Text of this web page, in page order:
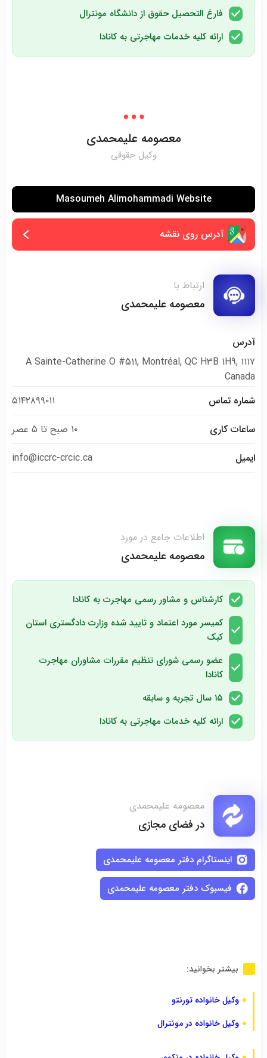
فارغ التحصیل حقوق از دانشگاه مونترال
ارائه کلیه خدمات مهاجرتی به کانادا
معصومه علیمحمدی
وکیل حقوقی
Masoumeh Alimohammadi Website
آدرس روی نقشه
ارتباط با
معصومه علیمحمدی
آدرس
۱۱۱۷ A Sainte-Catherine O #511, Montréal, QC H3B 1H9,
Canada
شماره تماس
۵۱۴۲۸۹۹۰۱۱
ساعات کاری
۱۰ صبح تا ۵ عصر
ایمیل
info@iccrc-crcic.ca
اطلاعات جامع در مورد
معصومه علیمحمدی
کارشناس و مشاور رسمی مهاجرت به کانادا
کمیسر مورد اعتماد و تایید شده وزارت دادگستری استان
کبک
عضو رسمی شورای تنظیم مقررات مشاوران مهاجرت
کانادا
۱۵ سال تجربه و سابقه
ارائه کلیه خدمات مهاجرتی به کانادا
معصومه علیمحمدی
در فضای مجازی
اینستاگرام دفتر معصومه علیمحمدی
فیسبوک دفتر معصومه علیمحمدی
بیشتر بخوانید:
وکیل خانواده تورنتو
وکیل خانواده در مونترال